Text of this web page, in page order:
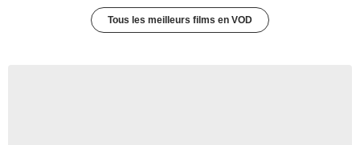
Tous les meilleurs films en VOD